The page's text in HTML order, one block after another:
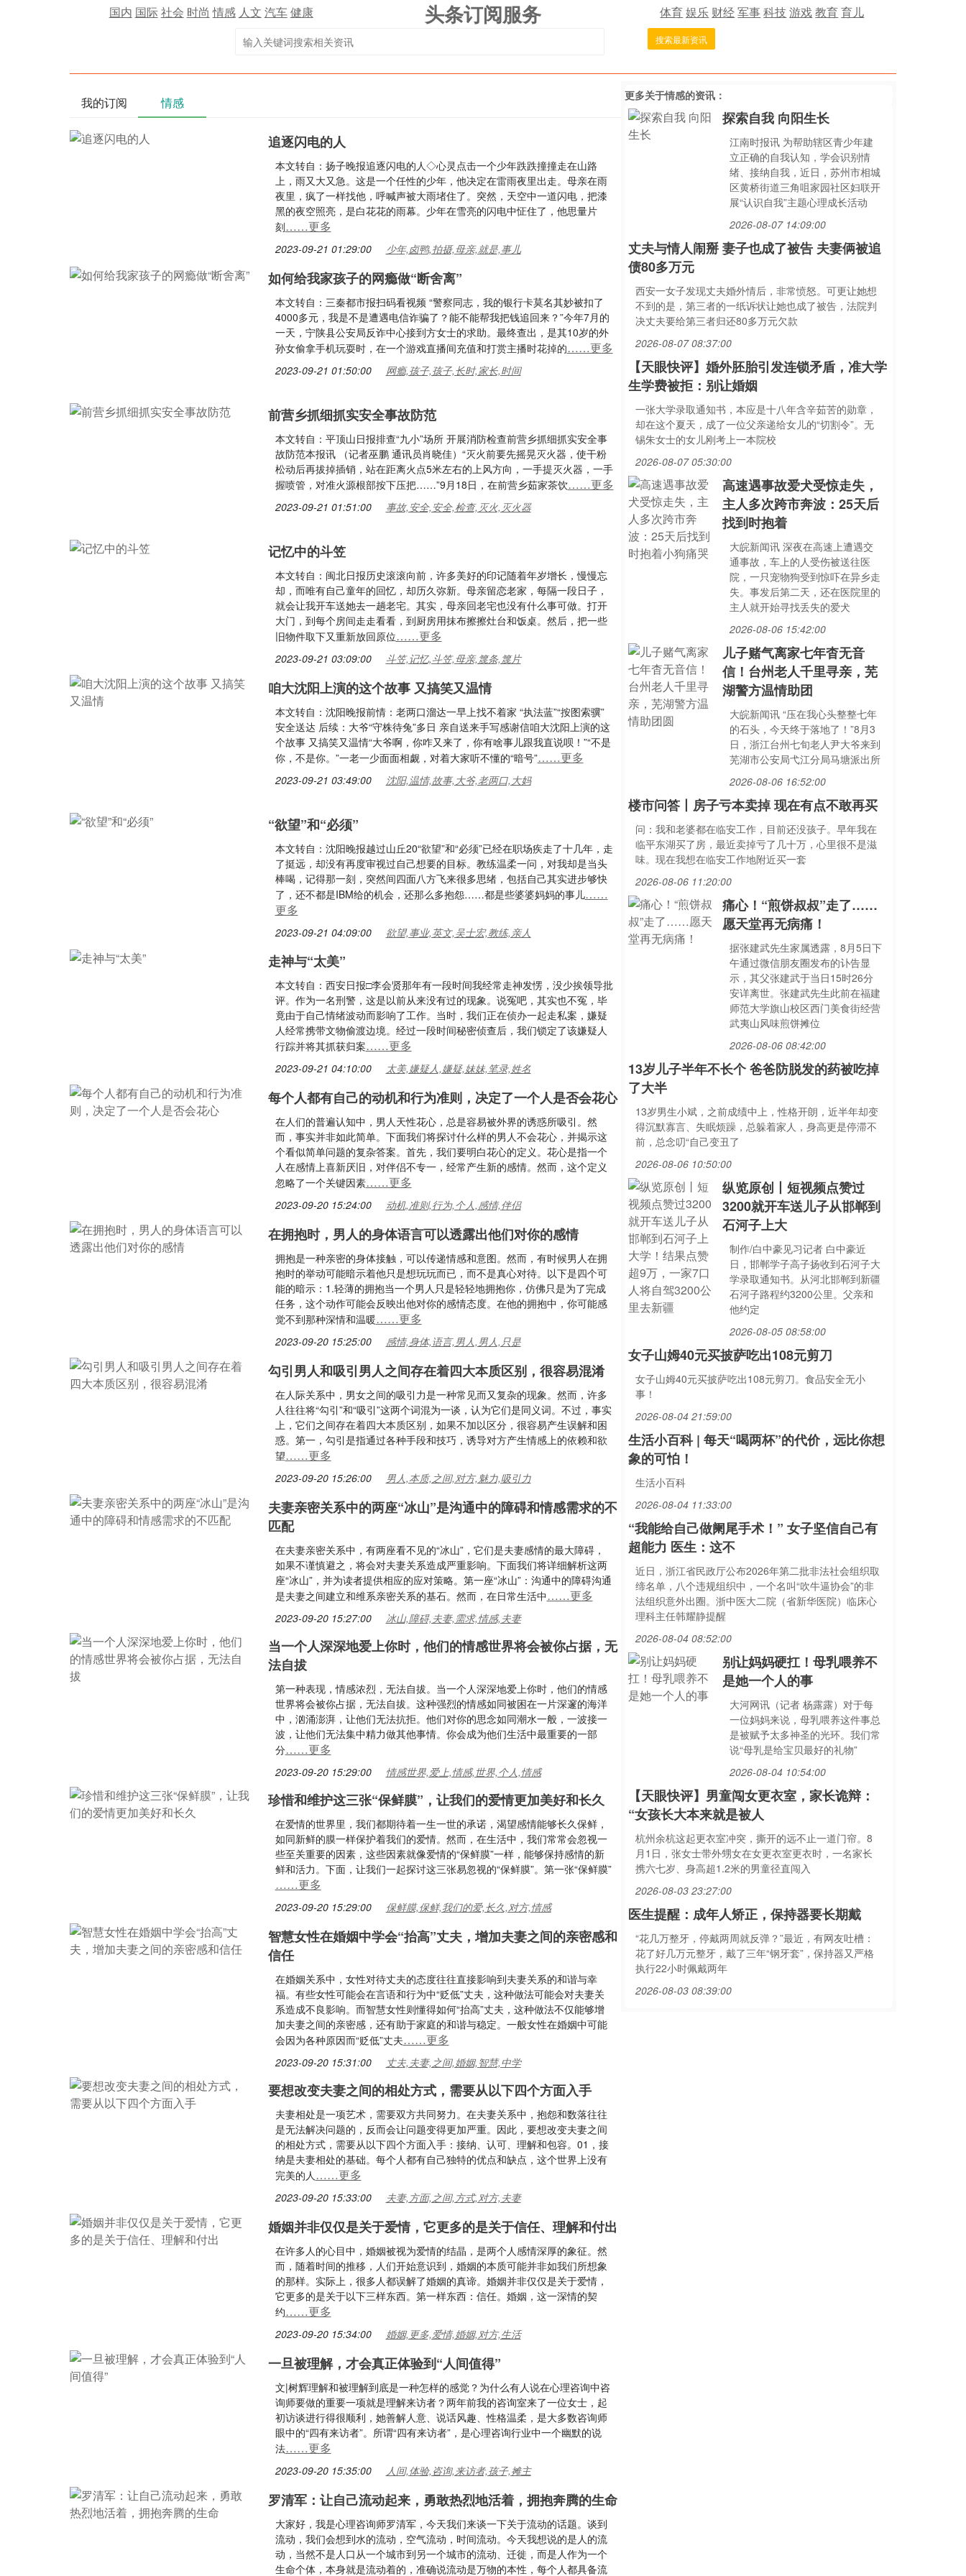
国内 国际社会 时尚 情感 人文 汽车健康 头条订阅服务 体育娱乐 财经军事科技游戏教育育儿
搜索最新资讯
我的订阅 情感
追逐闪电的人
本文转自：扬子晚报追逐闪电的人◇心灵点击一个少年跌跌撞撞走在山路
上，雨又大又急。这是一个任性的少年，他决定在雷雨夜里出走。母亲在雨
夜里，疯了一样找他，呼喊声被大雨堵住了。突然，天空中一道闪电，把漆
黑的夜空照亮，是白花花的雨幕。少年在雪亮的闪电中怔住了，他思量片
刻……更多
2023-09-21 01:29:00 少年,卤鸭,拍摄,母亲,就是,事儿
如何给我家孩子的网瘾做“断舍离”
本文转自：三秦都市报扫码看视频 “警察同志，我的银行卡莫名其妙被扣了
4000多元，我是不是遭遇电信诈骗了？能不能帮我把钱追回来？”今年7月的
一天，宁陕县公安局反诈中心接到方女士的求助。最终查出，是其10岁的外
孙女偷拿手机玩耍时，在一个游戏直播间充值和打赏主播时花掉的……更多
2023-09-21 01:50:00 网瘾,孩子,孩子,长时,家长,时间
前营乡抓细抓实安全事故防范
本文转自：平顶山日报排查“九小”场所 开展消防检查前营乡抓细抓实安全事
故防范本报讯 （记者巫鹏 通讯员肖晓佳）“灭火前要先摇晃灭火器，使干粉
松动后再拔掉插销，站在距离火点5米左右的上风方向，一手提灭火器，一手
握喷管，对准火源根部按下压把……”9月18日，在前营乡茹家茶饮……更多
2023-09-21 01:51:00 事故,安全,安全,检查,灭火,灭火器
记忆中的斗笠
本文转自：闽北日报历史滚滚向前，许多美好的印记随着年岁增长，慢慢忘
却，而唯有自己童年的回忆，却历久弥新。母亲留恋老家，每隔一段日子，
就会让我开车送她去一趟老宅。其实，母亲回老宅也没有什么事可做。打开
大门，到每个房间走走看看，到厨房用抹布擦擦灶台和饭桌。然后，把一些
旧物件取下又重新放回原位……更多
2023-09-21 03:09:00 斗笠,记忆,斗笠,母亲,篾条,篾片
咱大沈阳上演的这个故事 又搞笑又温情
本文转自：沈阳晚报前情：老两口溜达一早上找不着家 “执法蓝”“按图索骥”
安全送达 后续：大爷“守株待兔”多日 亲自送来手写感谢信咱大沈阳上演的这
个故事 又搞笑又温情“大爷啊，你咋又来了，你有啥事儿跟我直说呗！”“不是
你，不是你。”一老一少面面相觑，对着大家听不懂的“暗号”……更多
2023-09-21 03:49:00 沈阳,温情,故事,大爷,老两口,大妈
“欲望”和“必须”
本文转自：沈阳晚报越过山丘20“欲望”和“必须”已经在职场疾走了十几年，走
了挺远，却没有再度审视过自己想要的目标。教练温柔一问，对我却是当头
棒喝，记得那一刻，突然间四面八方飞来很多思绪，包括自己其实进步够快
了，还不都是IBM给的机会，还那么多抱怨……都是些婆婆妈妈的事儿……
更多
2023-09-21 04:09:00 欲望,事业,英文,吴士宏,教练,亲人
走神与“太美”
本文转自：西安日报□李会贤那年有一段时间我经常走神发愣，没少挨领导批
评。作为一名刑警，这是以前从来没有过的现象。说冤吧，其实也不冤，毕
竟由于自己情绪波动而影响了工作。当时，我们正在侦办一起走私案，嫌疑
人经常携带文物偷渡边境。经过一段时间秘密侦查后，我们锁定了该嫌疑人
行踪并将其抓获归案……更多
2023-09-21 04:10:00 太美,嫌疑人,嫌疑,妹妹,笔录,姓名
每个人都有自己的动机和行为准则，决定了一个人是否会花心
在人们的普遍认知中，男人天性花心，总是容易被外界的诱惑所吸引。然
而，事实并非如此简单。下面我们将探讨什么样的男人不会花心，并揭示这
个看似简单问题的复杂答案。首先，我们要明白花心的定义。花心是指一个
人在感情上喜新厌旧，对伴侣不专一，经常产生新的感情。然而，这个定义
忽略了一个关键因素……更多
2023-09-20 15:24:00 动机,准则,行为,个人,感情,伴侣
在拥抱时，男人的身体语言可以透露出他们对你的感情
拥抱是一种亲密的身体接触，可以传递情感和意图。然而，有时候男人在拥
抱时的举动可能暗示着他只是想玩玩而已，而不是真心对待。以下是四个可
能的暗示：1.轻薄的拥抱当一个男人只是轻轻地拥抱你，仿佛只是为了完成
任务，这个动作可能会反映出他对你的感情态度。在他的拥抱中，你可能感
觉不到那种深情和温暖……更多
2023-09-20 15:25:00 感情,身体,语言,男人,男人,只是
勾引男人和吸引男人之间存在着四大本质区别，很容易混淆
在人际关系中，男女之间的吸引力是一种常见而又复杂的现象。然而，许多
人往往将“勾引”和“吸引”这两个词混为一谈，认为它们是同义词。不过，事实
上，它们之间存在着四大本质区别，如果不加以区分，很容易产生误解和困
惑。第一，勾引是指通过各种手段和技巧，诱导对方产生情感上的依赖和欲
望……更多
2023-09-20 15:26:00 男人,本质,之间,对方,魅力,吸引力
夫妻亲密关系中的两座“冰山”是沟通中的障碍和情感需求的不
匹配
在夫妻亲密关系中，有两座看不见的“冰山”，它们是夫妻感情的最大障碍，
如果不谨慎避之，将会对夫妻关系造成严重影响。下面我们将详细解析这两
座“冰山”，并为读者提供相应的应对策略。第一座“冰山”：沟通中的障碍沟通
是夫妻之间建立和维系亲密关系的基石。然而，在日常生活中……更多
2023-09-20 15:27:00 冰山,障碍,夫妻,需求,情感,夫妻
当一个人深深地爱上你时，他们的情感世界将会被你占据，无
法自拔
第一种表现，情感浓烈，无法自拔。当一个人深深地爱上你时，他们的情感
世界将会被你占据，无法自拔。这种强烈的情感如同被困在一片深邃的海洋
中，汹涌澎湃，让他们无法抗拒。他们对你的思念如同潮水一般，一波接一
波，让他们无法集中精力做其他事情。你会成为他们生活中最重要的一部
分……更多
2023-09-20 15:29:00 情感世界,爱上,情感,世界,个人,情感
珍惜和维护这三张“保鲜膜”，让我们的爱情更加美好和长久
在爱情的世界里，我们都期待着一生一世的承诺，渴望感情能够长久保鲜，
如同新鲜的膜一样保护着我们的爱情。然而，在生活中，我们常常会忽视一
些至关重要的因素，这些因素就像爱情的“保鲜膜”一样，能够保持感情的新
鲜和活力。下面，让我们一起探讨这三张易忽视的“保鲜膜”。第一张“保鲜膜”
……更多
2023-09-20 15:29:00 保鲜膜,保鲜,我们的爱,长久,对方,情感
智慧女性在婚姻中学会“抬高”丈夫，增加夫妻之间的亲密感和
信任
在婚姻关系中，女性对待丈夫的态度往往直接影响到夫妻关系的和谐与幸
福。有些女性可能会在言语和行为中“贬低”丈夫，这种做法可能会对夫妻关
系造成不良影响。而智慧女性则懂得如何“抬高”丈夫，这种做法不仅能够增
加夫妻之间的亲密感，还有助于家庭的和谐与稳定。一般女性在婚姻中可能
会因为各种原因而“贬低”丈夫……更多
2023-09-20 15:31:00 丈夫,夫妻,之间,婚姻,智慧,中学
要想改变夫妻之间的相处方式，需要从以下四个方面入手
夫妻相处是一项艺术，需要双方共同努力。在夫妻关系中，抱怨和数落往往
是无法解决问题的，反而会让问题变得更加严重。因此，要想改变夫妻之间
的相处方式，需要从以下四个方面入手：接纳、认可、理解和包容。01，接
纳是夫妻相处的基础。每个人都有自己独特的优点和缺点，这个世界上没有
完美的人……更多
2023-09-20 15:33:00 夫妻,方面,之间,方式,对方,夫妻
婚姻并非仅仅是关于爱情，它更多的是关于信任、理解和付出
在许多人的心目中，婚姻被视为爱情的结晶，是两个人感情深厚的象征。然
而，随着时间的推移，人们开始意识到，婚姻的本质可能并非如我们所想象
的那样。实际上，很多人都误解了婚姻的真谛。婚姻并非仅仅是关于爱情，
它更多的是关于以下三样东西。第一样东西：信任。婚姻，这一深情的契
约……更多
2023-09-20 15:34:00 婚姻,更多,爱情,婚姻,对方,生活
一旦被理解，才会真正体验到“人间值得”
文|树辉理解和被理解到底是一种怎样的感觉？为什么有人说在心理咨询中咨
询师要做的重要一项就是理解来访者？两年前我的咨询室来了一位女士，起
初访谈进行得很顺利，她善解人意、说话风趣、性格温柔，是大多数咨询师
眼中的“四有来访者”。所谓“四有来访者”，是心理咨询行业中一个幽默的说
法……更多
2023-09-20 15:35:00 人间,体验,咨询,来访者,孩子,摊主
罗清军：让自己流动起来，勇敢热烈地活着，拥抱奔腾的生命
大家好，我是心理咨询师罗清军，今天我们来谈一下关于流动的话题。谈到
流动，我们会想到水的流动，空气流动，时间流动。今天我想说的是人的流
动，当然不是人口从一个城市到另一个城市的流动、迁徙，而是人作为一个
生命个体，本身就是流动着的，准确说流动是万物的本性，每个人都具备流
更多关于情感的资讯：
探索自我 向阳生长
江南时报讯 为帮助辖区青少年建
立正确的自我认知，学会识别情
绪、接纳自我，近日，苏州市相城
区黄桥街道三角咀家园社区妇联开
展“认识自我”主题心理成长活动
2026-08-07 14:09:00
丈夫与情人闹掰 妻子也成了被告 夫妻俩被追
债80多万元
西安一女子发现丈夫婚外情后，非常愤怒。可更让她想
不到的是，第三者的一纸诉状让她也成了被告，法院判
决丈夫要给第三者归还80多万元欠款
2026-08-07 08:37:00
【天眼快评】婚外胚胎引发连锁矛盾，准大学
生学费被拒：别让婚姻
一张大学录取通知书，本应是十八年含辛茹苦的勋章，
却在这个夏天，成了一位父亲递给女儿的“切割令”。无
锡朱女士的女儿刚考上一本院校
2026-08-07 05:30:00
高速遇事故爱犬受惊走失，
主人多次跨市奔波：25天后
找到时抱着
大皖新闻讯 深夜在高速上遭遇交
通事故，车上的人受伤被送往医
院，一只宠物狗受到惊吓在异乡走
失。事发后第二天，还在医院里的
主人就开始寻找丢失的爱犬
2026-08-06 15:42:00
儿子赌气离家七年杳无音
信！台州老人千里寻亲，芜
湖警方温情助团
大皖新闻讯 “压在我心头整整七年
的石头，今天终于落地了！”8月3
日，浙江台州七旬老人尹大爷来到
芜湖市公安局弋江分局马塘派出所
2026-08-06 16:52:00
楼市问答丨房子亏本卖掉 现在有点不敢再买
问：我和老婆都在临安工作，目前还没孩子。早年我在
临平东湖买了房，最近卖掉亏了几十万，心里很不是滋
味。现在我想在临安工作地附近买一套
2026-08-06 11:20:00
痛心！“煎饼叔叔”走了……
愿天堂再无病痛！
据张建武先生家属透露，8月5日下
午通过微信朋友圈发布的讣告显
示，其父张建武于当日15时26分
安详离世。张建武先生此前在福建
师范大学旗山校区西门美食街经营
武夷山风味煎饼摊位
2026-08-06 08:42:00
13岁儿子半年不长个 爸爸防脱发的药被吃掉
了大半
13岁男生小斌，之前成绩中上，性格开朗，近半年却变
得沉默寡言、失眠烦躁，总躲着家人，身高更是停滞不
前，总念叨“自己变丑了
2026-08-06 10:50:00
纵览原创丨短视频点赞过
3200就开车送儿子从邯郸到
石河子上大
制作/白中豪见习记者 白中豪近
日，邯郸学子高子扬收到石河子大
学录取通知书。从河北邯郸到新疆
石河子路程约3200公里。父亲和
他约定
2026-08-05 08:58:00
女子山姆40元买披萨吃出108元剪刀
女子山姆40元买披萨吃出108元剪刀。食品安全无小
事！
2026-08-04 21:59:00
生活小百科 | 每天“喝两杯”的代价，远比你想
象的可怕！
生活小百科
2026-08-04 11:33:00
“我能给自己做阑尾手术！” 女子坚信自己有
超能力 医生：这不
近日，浙江省民政厅公布2026年第二批非法社会组织取
缔名单，八个违规组织中，一个名叫“吹牛逼协会”的非
法组织意外出圈。浙中医大二院（省新华医院）临床心
理科主任韩耀静提醒
2026-08-04 08:52:00
别让妈妈硬扛！母乳喂养不
是她一个人的事
大河网讯（记者 杨露露）对于每
一位妈妈来说，母乳喂养这件事总
是被赋予太多神圣的光环。我们常
说“母乳是给宝贝最好的礼物”
2026-08-04 10:54:00
【天眼快评】男童闯女更衣室，家长诡辩：
“女孩长大本来就是被人
杭州余杭这起更衣室冲突，撕开的远不止一道门帘。8
月1日，张女士带外甥女在女更衣室更衣时，一名家长
携六七岁、身高超1.2米的男童径直闯入
2026-08-03 23:27:00
医生提醒：成年人矫正，保持器要长期戴
“花几万整牙，停戴两周就反弹？”最近，有网友吐槽：
花了好几万元整牙，戴了三年“钢牙套”，保持器又严格
执行22小时佩戴两年
2026-08-03 08:39:00